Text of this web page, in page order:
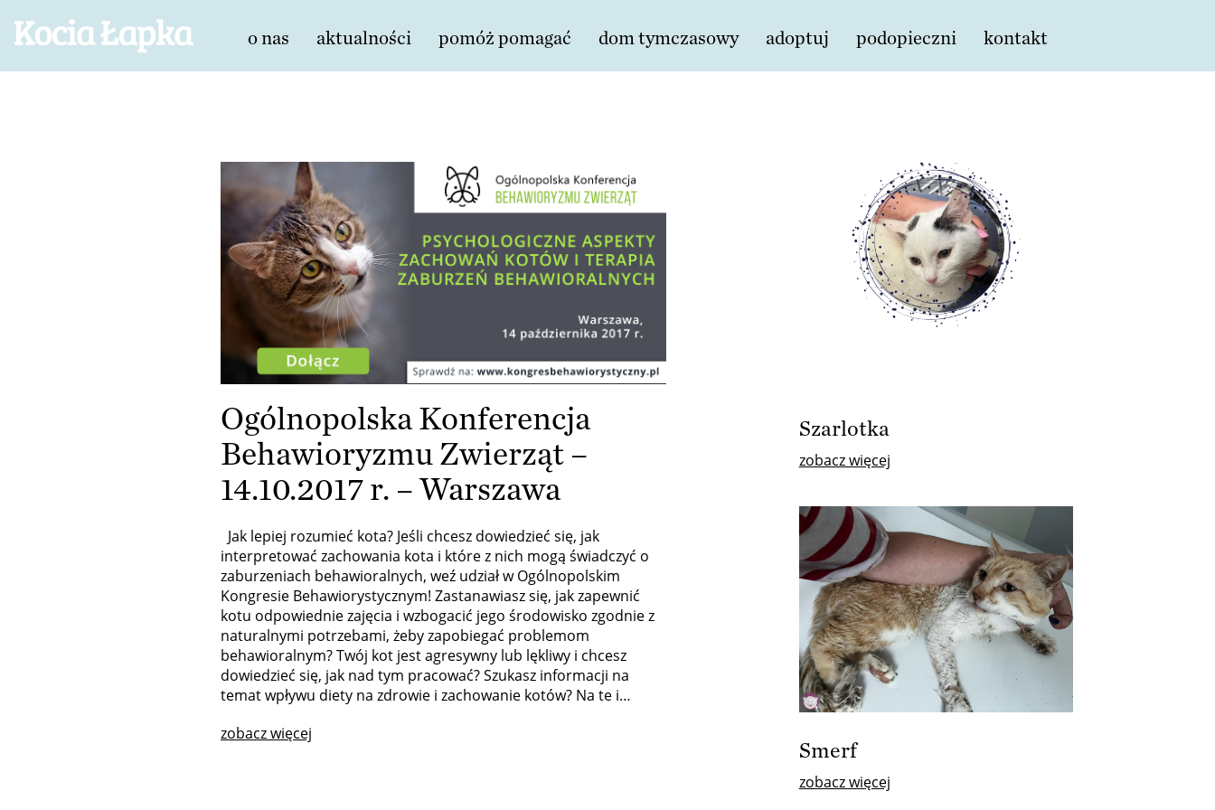
o nas aktualności pomóż pomagać dom tymczasowy adoptuj podopieczni kontakt
Ogólnopolska Konferencja
Behawioryzmu Zwierząt –
14.10.2017 r. – Warszawa
Jak lepiej rozumieć kota? Jeśli chcesz dowiedzieć się, jak
interpretować zachowania kota i które z nich mogą świadczyć o
zaburzeniach behawioralnych, weź udział w Ogólnopolskim
Kongresie Behawiorystycznym! Zastanawiasz się, jak zapewnić
kotu odpowiednie zajęcia i wzbogacić jego środowisko zgodnie z
naturalnymi potrzebami, żeby zapobiegać problemom
behawioralnym? Twój kot jest agresywny lub lękliwy i chcesz
dowiedzieć się, jak nad tym pracować? Szukasz informacji na
temat wpływu diety na zdrowie i zachowanie kotów? Na te i…
zobacz więcej
Szarlotka
zobacz więcej
Smerf
zobacz więcej